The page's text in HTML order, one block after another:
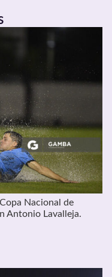
Nacional de
Antonio Lavalleja.